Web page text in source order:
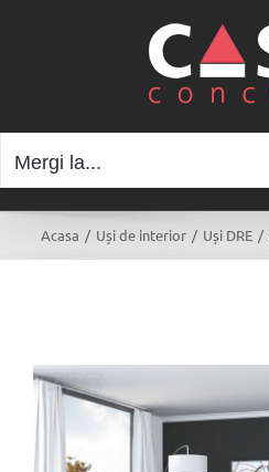
Mergi la...
Acasa / Uși de interior / Uși DRE /